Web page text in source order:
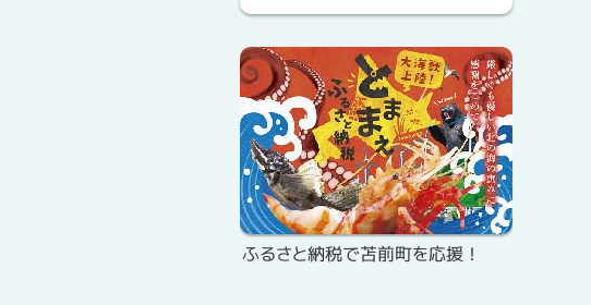
ピ
ッ
ク
ア
ッ
プ
ふるさと納税で苫前町を応援！